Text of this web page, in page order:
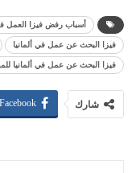
أسباب رفض فيزا العمل في
فيزا البحث عن عمل في ألمانيا
فيزا البحث عن عمل في ألمانيا
شارك Facebook